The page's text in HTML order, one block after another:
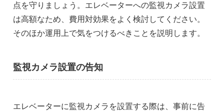
点を守りましょう。エレベーターへの監視カメラ設置
は高額なため、費用対効果をよく検討してください。
そのほか運用上で気をつけるべきことを説明します。
監視カメラ設置の告知
エレベーターに監視カメラを設置する際は、事前に告